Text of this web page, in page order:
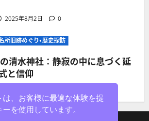
2025年8月2日 0
所旧跡めぐり・歴史探訪
清水神社：静寂の中に息づく延
と信仰
は、お客様に最適な体験を提
を使用しています。